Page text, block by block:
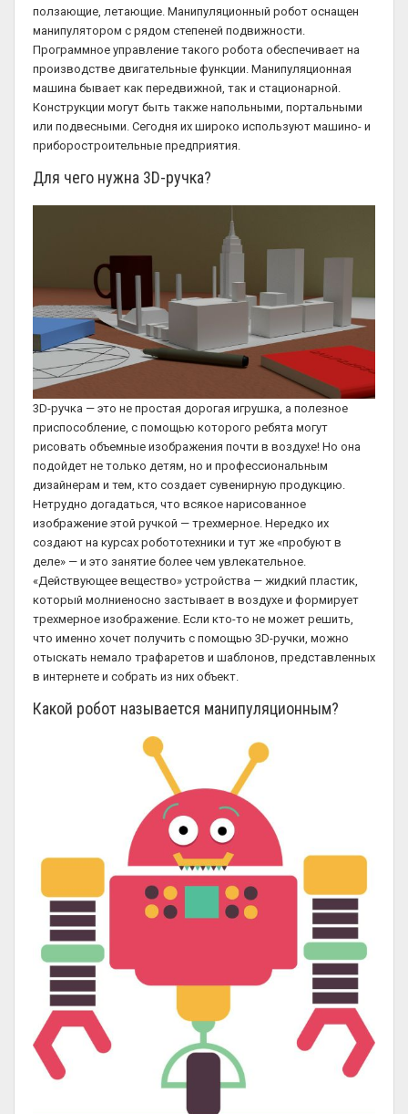
ползающие, летающие. Манипуляционный робот оснащен
манипулятором с рядом степеней подвижности.
Программное управление такого робота обеспечивает на
производстве двигательные функции. Манипуляционная
машина бывает как передвижной, так и стационарной.
Конструкции могут быть также напольными, портальными
или подвесными. Сегодня их широко используют машино- и
приборостроительные предприятия.
Для чего нужна 3D-ручка?
3D-ручка — это не простая дорогая игрушка, а полезное
приспособление, с помощью которого ребята могут
рисовать объемные изображения почти в воздухе! Но она
подойдет не только детям, но и профессиональным
дизайнерам и тем, кто создает сувенирную продукцию.
Нетрудно догадаться, что всякое нарисованное
изображение этой ручкой — трехмерное. Нередко их
создают на курсах робототехники и тут же «пробуют в
деле» — и это занятие более чем увлекательное.
«Действующее вещество» устройства — жидкий пластик,
который молниеносно застывает в воздухе и формирует
трехмерное изображение. Если кто-то не может решить,
что именно хочет получить с помощью 3D-ручки, можно
отыскать немало трафаретов и шаблонов, представленных
в интернете и собрать из них объект.
Какой робот называется манипуляционным?